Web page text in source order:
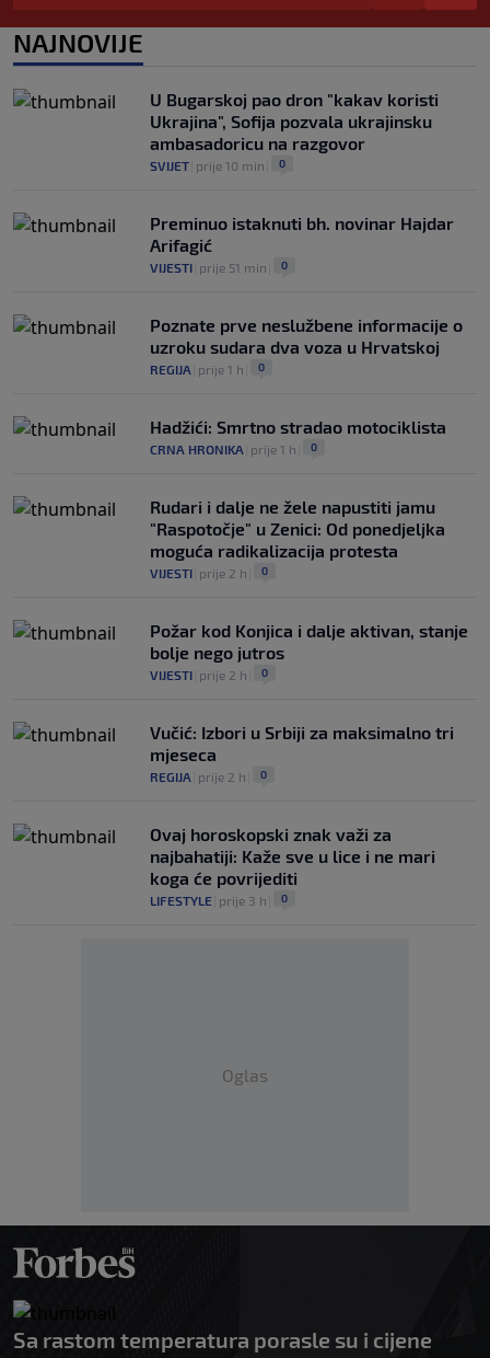
kombinacije heroina i kokaina
KOŠARKA| prije 2 h| 0
NAJNOVIJE
U Bugarskoj pao dron "kakav koristi
Ukrajina", Sofija pozvala ukrajinsku
ambasadoricu na razgovor
SVIJET prije 10 min 0
Preminuo istaknuti bh. novinar Hajdar
Arifagić
VIJESTI prije 51 min 0
Poznate prve neslužbene informacije o
uzroku sudara dva voza u Hrvatskoj
REGIJA prije 1 h 0
Hadžići: Smrtno stradao motociklista
CRNA HRONIKA prije 1 h 0
Rudari i dalje ne žele napustiti jamu
"Raspotočje" u Zenici: Od ponedjeljka
moguća radikalizacija protesta
VIJESTI prije 2 h 0
Požar kod Konjica i dalje aktivan, stanje
bolje nego jutros
VIJESTI prije 2 h 0
Vučić: Izbori u Srbiji za maksimalno tri
mjeseca
REGIJA prije 2 h 0
Ovaj horoskopski znak važi za
najbahatiji: Kaže sve u lice i ne mari
koga će povrijediti
LIFESTYLE prije 3 h 0
Oglas
Sa rastom temperatura porasle su i cijene